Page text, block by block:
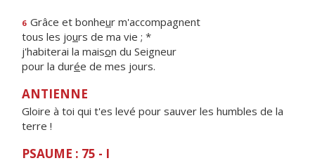
6 Grâce et bonheur m'accompagnent
tous les jours de ma vie ; *
j'habiterai la maison du Seigneur
pour la durée de mes jours.
ANTIENNE
Gloire à toi qui t'es levé pour sauver les humbles de la
terre !
PSAUME : 75 - I